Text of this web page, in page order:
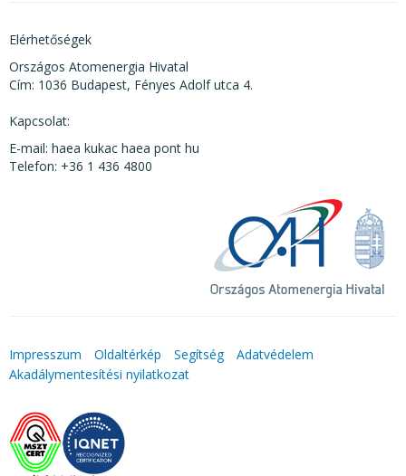
Elérhetőségek
Országos Atomenergia Hivatal
Cím: 1036 Budapest, Fényes Adolf utca 4.
Kapcsolat:
E-mail: haea kukac haea pont hu
Telefon: +36 1 436 4800
Impresszum Oldaltérkép Segítség
Adatvédelem
Akadálymentesítési nyilatkozat